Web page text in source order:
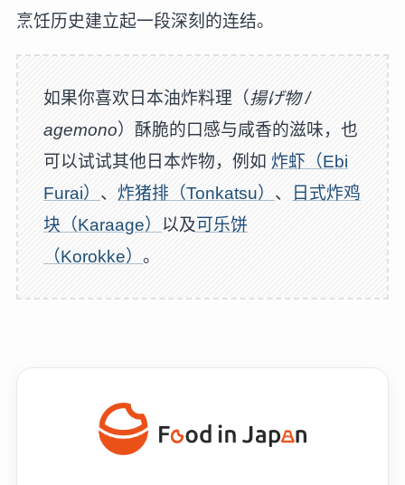
烹饪历史建立起一段深刻的连结。
如果你喜欢日本油炸料理（揚げ物 /
agemono）酥脆的口感与咸香的滋味，也
可以试试其他日本炸物，例如 炸虾（Ebi
Furai） 、炸猪排（Tonkatsu） 、
日式炸鸡
块（Karaage） 以及可乐饼
（Korokke）。